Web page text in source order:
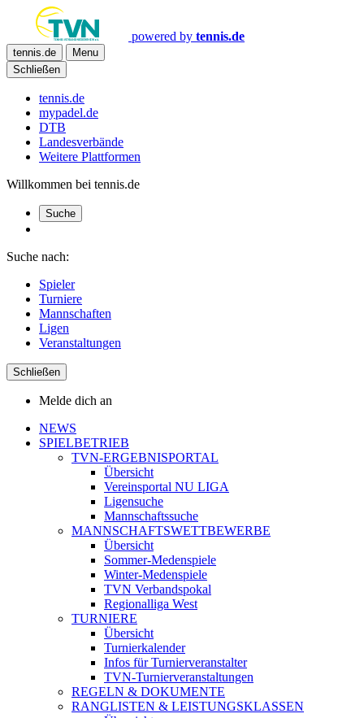
powered by tennis.de
tennis.de
Menu
Schließen
tennis.de
mypadel.de
DTB
Landesverbände
Weitere Plattformen
Willkommen bei tennis.de
Suche
Suche nach:
Spieler
Turniere
Mannschaften
Ligen
Veranstaltungen
Schließen
Melde dich an
NEWS
SPIELBETRIEB
TVN-ERGEBNISPORTAL
Übersicht
Vereinsportal NU LIGA
Ligensuche
Mannschaftssuche
MANNSCHAFTSWETTBEWERBE
Übersicht
Sommer-Medenspiele
Winter-Medenspiele
TVN Verbandspokal
Regionalliga West
TURNIERE
Übersicht
Turnierkalender
Infos für Turnierveranstalter
TVN-Turnierveranstaltungen
REGELN & DOKUMENTE
RANGLISTEN & LEISTUNGSKLASSEN